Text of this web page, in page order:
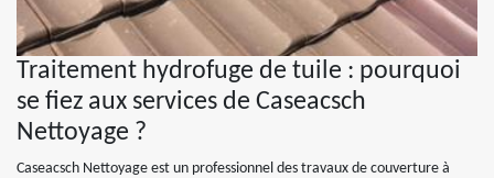
Traitement hydrofuge de tuile : pourquoi
se fiez aux services de Caseacsch
Nettoyage ?
Caseacsch Nettoyage est un professionnel des travaux de couverture à